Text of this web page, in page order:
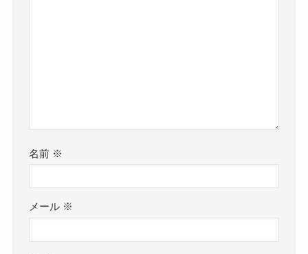
名前 ※
メール ※